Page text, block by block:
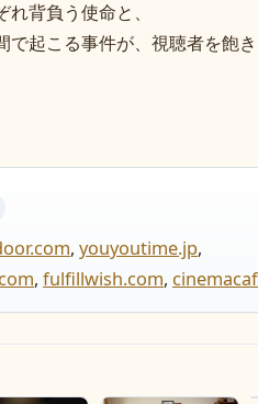
背負う使命と、
で起こる事件が、視聴者を飽
, youyoutime.jp,
, fulfillwish.com,